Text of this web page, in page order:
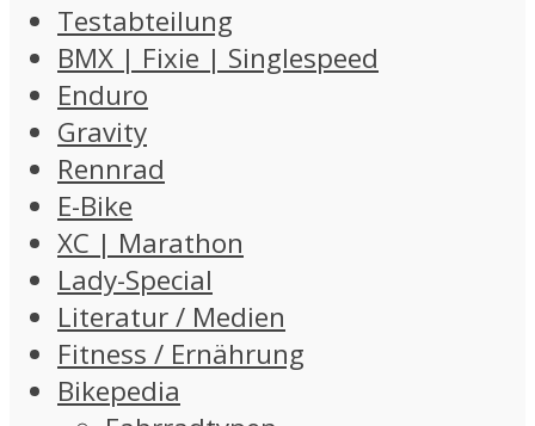
Testabteilung
BMX | Fixie | Singlespeed
Enduro
Gravity
Rennrad
E-Bike
XC | Marathon
Lady-Special
Literatur / Medien
Fitness / Ernährung
Bikepedia